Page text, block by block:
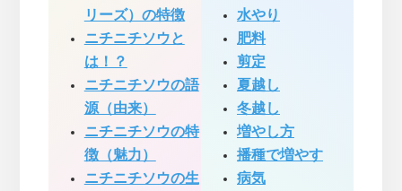
リーズ）の特徴
ニチニチソウと
は！？
ニチニチソウの語
源（由来）
ニチニチソウの特
徴（魅力）
ニチニチソウの生
水やり
肥料
剪定
夏越し
冬越し
増やし方
播種で増やす
病気